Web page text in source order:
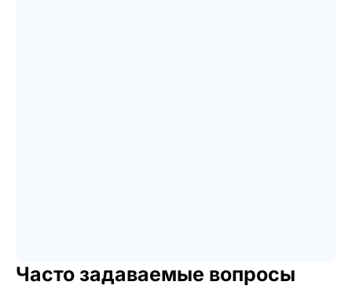
Часто задаваемые вопросы